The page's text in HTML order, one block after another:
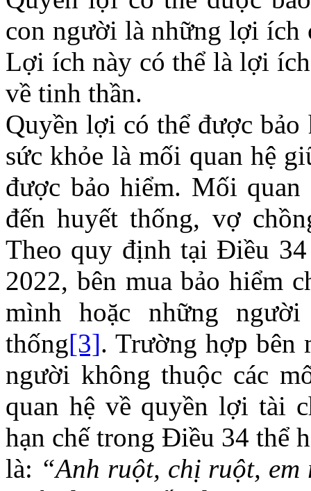
con người là những lợi ích
Lợi ích này có thể là lợi
về tinh thần.
Quyền lợi có thể được
sức khỏe là mối quan hệ
được bảo hiểm. Mối
đến huyết thống, vợ
Theo quy định tại Điều
2022, bên mua bảo hiểm
mình hoặc những
thống[3]. Trường hợp bên
người không thuộc các
quan hệ về quyền lợi tài
hạn chế trong Điều 34 thể
là: “Anh ruột, chị ruột,